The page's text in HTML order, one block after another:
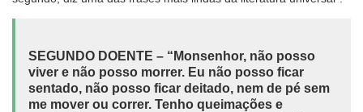
SEGUNDO DOENTE – “Monsenhor, não posso
viver e não posso morrer. Eu não posso ficar
sentado, não posso ficar deitado, nem de pé sem
me mover ou correr. Tenho queimações e